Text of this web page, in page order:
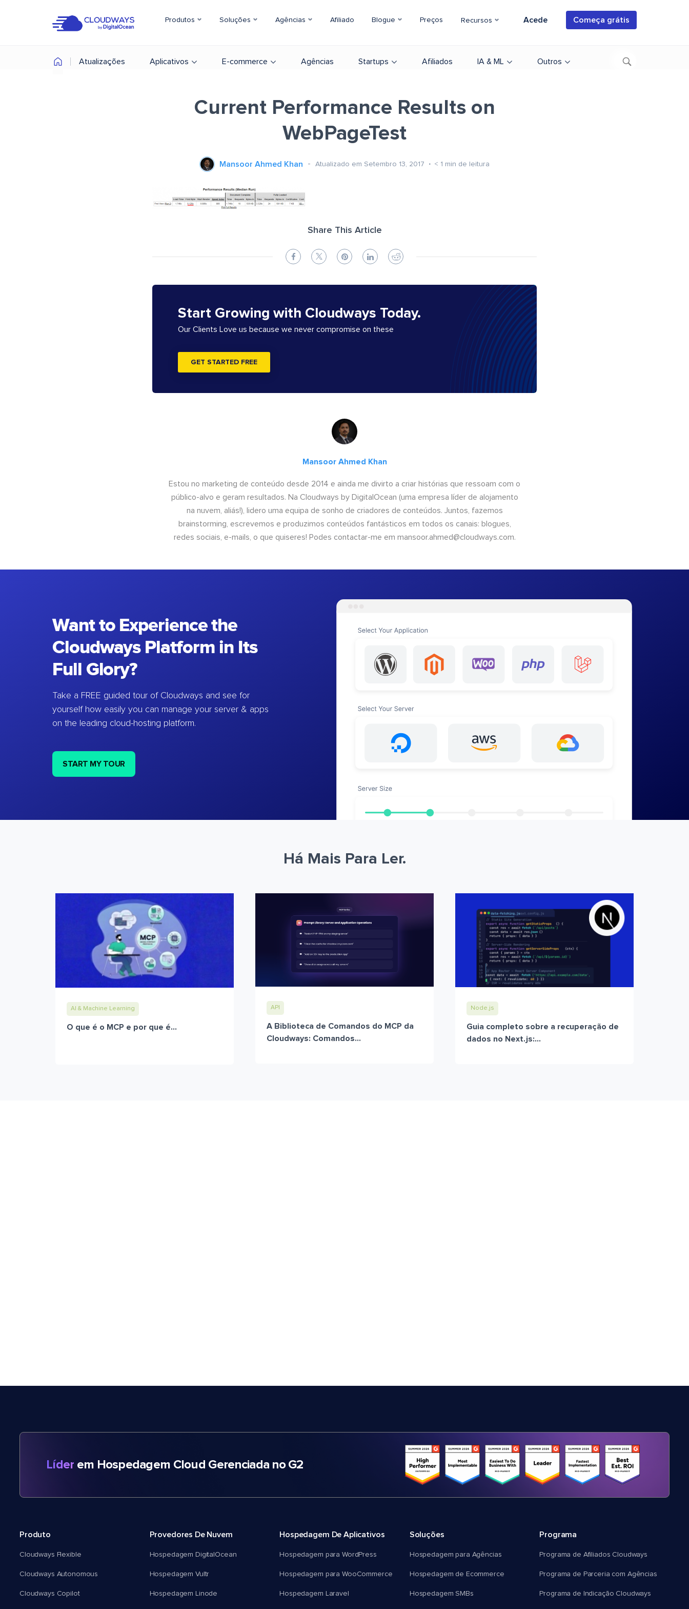
Produtos Soluções Agências Afiliado Blogue Preços Recursos Acede Começa grátis
Atualizações Aplicativos E-commerce Agências Startups Afiliados IA & ML Outros
Current Performance Results on
WebPageTest
Mansoor Ahmed Khan Atualizado em Setembro 13, 2017 < 1 min de leitura
Share This Article
Start Growing with Cloudways Today.
Our Clients Love us because we never compromise on these
GET STARTED FREE
Mansoor Ahmed Khan
Estou no marketing de conteúdo desde 2014 e ainda me divirto a criar histórias que ressoam com o
público-alvo e geram resultados. Na Cloudways by DigitalOcean (uma empresa líder de alojamento
na nuvem, aliás!), lidero uma equipa de sonho de criadores de conteúdos. Juntos, fazemos
brainstorming, escrevemos e produzimos conteúdos fantásticos em todos os canais: blogues,
redes sociais, e-mails, o que quiseres! Podes contactar-me em mansoor.ahmed@cloudways.com.
Want to Experience the
Cloudways Platform in Its
Full Glory?
Take a FREE guided tour of Cloudways and see for
yourself how easily you can manage your server & apps
on the leading cloud-hosting platform.
START MY TOUR
Há Mais Para Ler.
AI & Machine Learning
O que é o MCP e por que é...
API
A Biblioteca de Comandos do MCP da
Cloudways: Comandos...
Node.js
Guia completo sobre a recuperação de
dados no Next.js:...
Líder em Hospedagem Cloud Gerenciada no G2
Produto
Cloudways Flexible
Cloudways Autonomous
Cloudways Copilot
Provedores De Nuvem
Hospedagem DigitalOcean
Hospedagem Vultr
Hospedagem Linode
Hospedagem De Aplicativos
Hospedagem para WordPress
Hospedagem para WooCommerce
Hospedagem Laravel
Soluções
Hospedagem para Agências
Hospedagem de Ecommerce
Hospedagem SMBs
Programa
Programa de Afiliados Cloudways
Programa de Parceria com Agências
Programa de Indicação Cloudways